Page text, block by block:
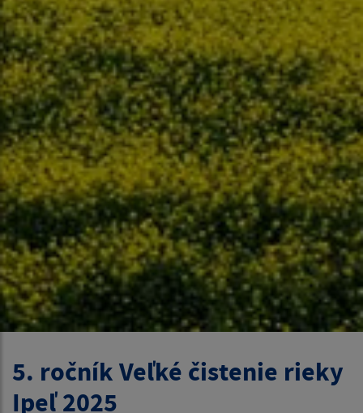
5. ročník Veľké čistenie rieky
Ipeľ 2025